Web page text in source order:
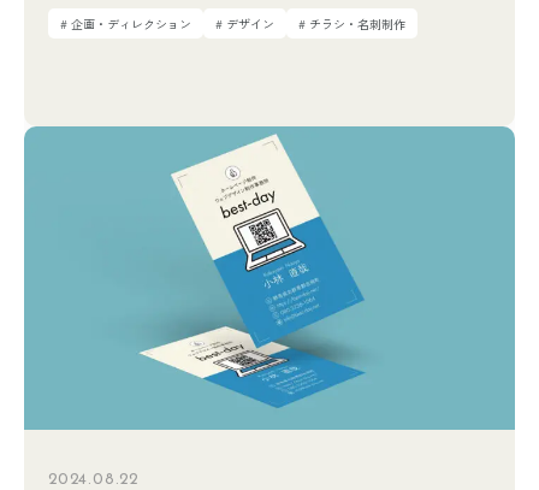
# 企画・ディレクション # デザイン # チラシ・名刺制作
2024.08.22